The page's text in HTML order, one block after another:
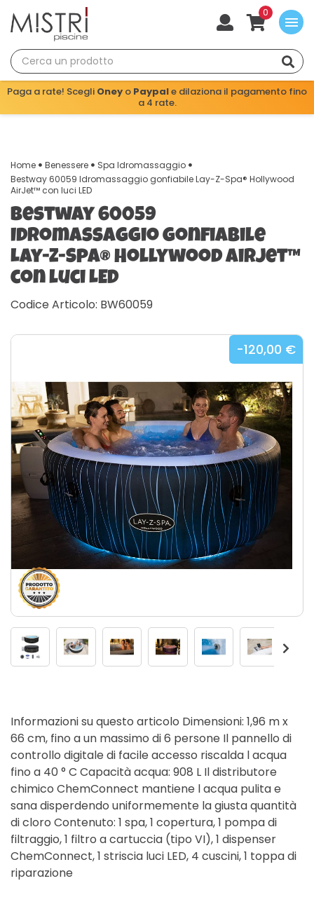
0
menu
Paga a rate! Scegli Oney o Paypale dilaziona il pagamento fino
a 4 rate.
Home Benessere
Spa Idromassaggio
Bestway 60059 Idromassaggio gonfiabile Lay-Z-Spa® Hollywood
AirJet™ con luci LED
Bestway 60059
Idromassaggio gonfiabile
Lay-Z-Spa® Hollywood AirJet™
con luci LED
Codice Articolo: BW60059
-120,00 €
Informazioni su questo articolo Dimensioni: 1,96 m x
66 cm, fino a un massimo di 6 persone Il pannello di
controllo digitale di facile accesso riscalda l acqua
fino a 40 ° C Capacità acqua: 908 L Il distributore
chimico ChemConnect mantiene l acqua pulita e
sana disperdendo uniformemente la giusta quantità
di cloro Contenuto: 1 spa, 1 copertura, 1 pompa di
filtraggio, 1 filtro a cartuccia (tipo VI), 1 dispenser
ChemConnect, 1 striscia luci LED, 4 cuscini, 1 toppa di
riparazione